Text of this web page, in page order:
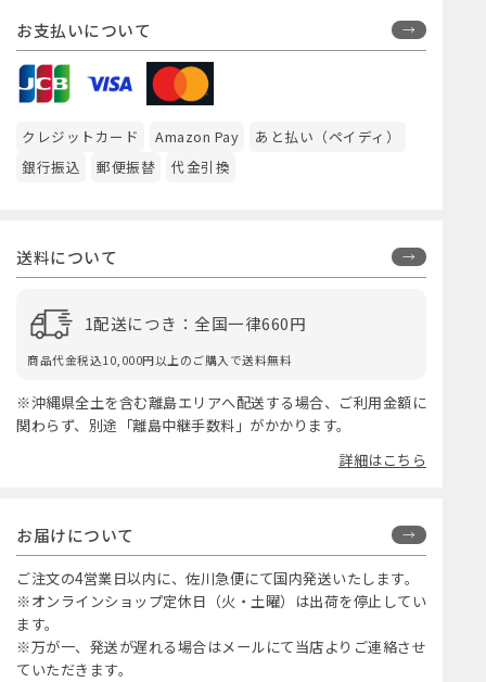
お支払いについて
クレジットカード Amazon Pay
あと払い（ペイディ）
銀行振込
郵便振替 代金引換
送料について
1配送につき：全国一律660円
商品代金税込10,000円以上のご購入で送料無料
※沖縄県全土を含む離島エリアへ配送する場合、ご利用金額に
関わらず、別途「離島中継手数料」がかかります。
詳細はこちら
お届けについて
ご注文の4営業日以内に、佐川急便にて国内発送いたします。
※オンラインショップ定休日（火・土曜）は出荷を停止してい
ます。
※万が一、発送が遅れる場合はメールにて当店よりご連絡させ
ていただきます。